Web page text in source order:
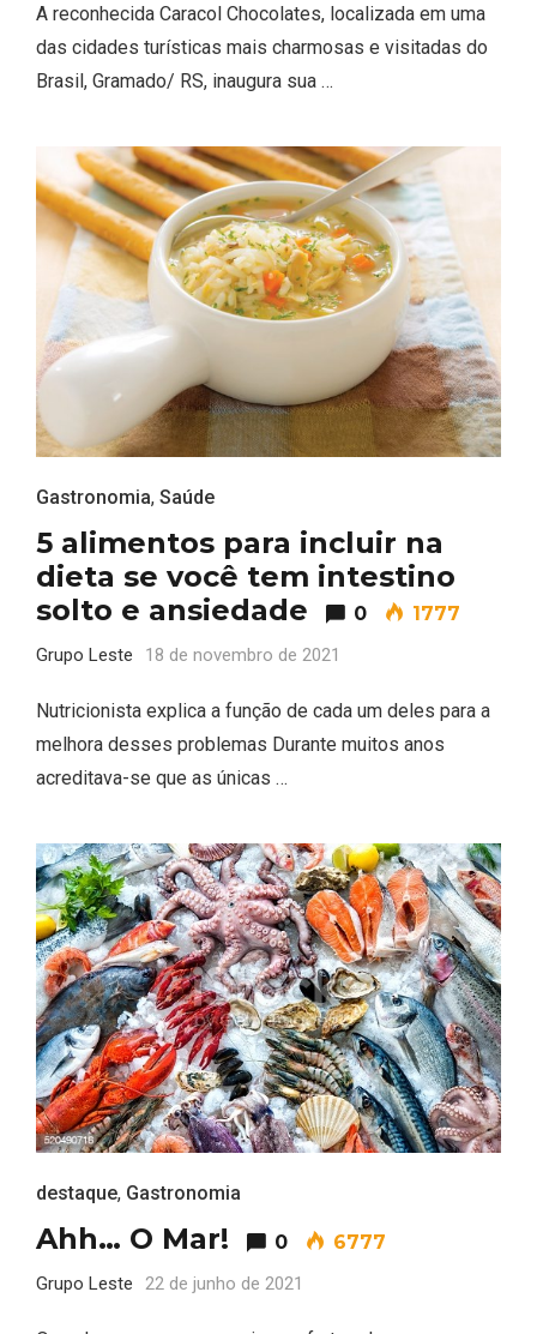
A reconhecida Caracol Chocolates, localizada em uma
das cidades turísticas mais charmosas e visitadas do
Brasil, Gramado/ RS, inaugura sua …
Gastronomia, Saúde
5 alimentos para incluir na
dieta se você tem intestino
solto e ansiedade
0 1777
Grupo Leste 18 de novembro de 2021
Nutricionista explica a função de cada um deles para a
melhora desses problemas Durante muitos anos
acreditava-se que as únicas …
destaque, Gastronomia
Ahh… O Mar! 0 6777
Grupo Leste 22 de junho de 2021